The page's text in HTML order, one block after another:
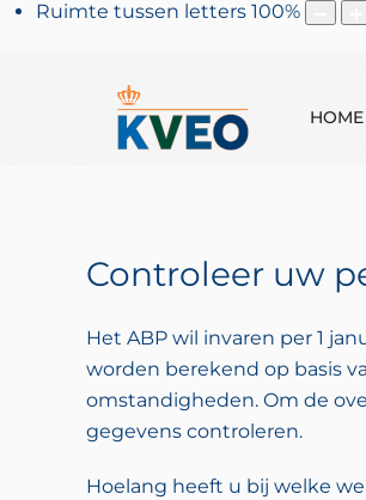
Ruimte tussen letters 100%
HOME
Controleer uw
Het ABP wil invaren per 1
worden berekend op basis
omstandigheden. Om de
gegevens controleren.
Hoelang heeft u bij welke